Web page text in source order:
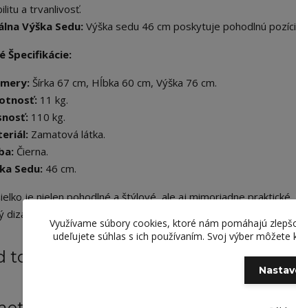
a trvanlivosť.
Výška Sedu: Výška sedu 46 cm poskytuje pohodlnú
Špecifikácie:
Šírka 67 cm, Hĺbka 60 cm, Výška 76 cm.
11 kg.
110 kg.
Zamatová látka.
Čierna.
Sedu: 46 cm.
je nielen pohodlné a štýlové, ale aj mimoriadne
dizajn robia z neho perfektný doplnok do každého
tovaru
Využívame súbory cookies, ktoré nám pomáhajú
udeľujete súhlas s ich používaním. Svoj výber